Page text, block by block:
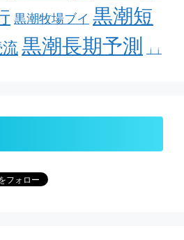
黒潮牧場ブイ 黒潮短
黒潮長期予測 ｊｊ